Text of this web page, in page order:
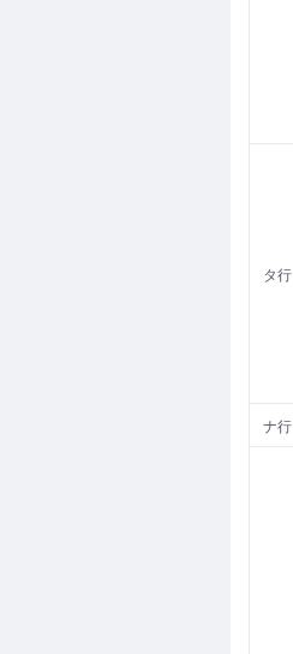
タ行
ナ行